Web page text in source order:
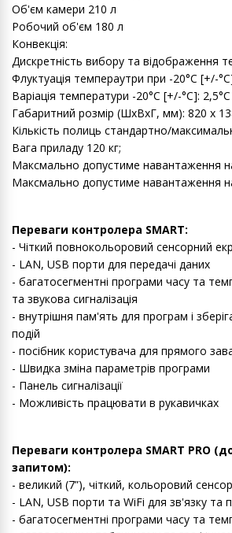
Об'єм камери 210 л
Робочий об'єм 180 л
Конвекція:
Дискретність вибору та відображення
Флуктуація темпераутри при -20°C [+/-
Варіація температури -20°C [+/-°C]: 2,5°C
Габаритний розмір (ШхВхГ, мм): 820 х
Кількість полиць стандартно/
Вага приладу 120 кг;
Максмально допустиме навантаження
Максмально допустиме навантаження
Переваги контролера SMART:
- Чіткий повнокольоровий сенсорний
- LAN, USB порти для передачі даних
- багатосегментні програми часу та
та звукова сигналізація
- внутрішня пам'ять для програм і
подій
- посібник користувача для прямого
- Швидка зміна параметрів програми
- Панель сигналізації
- Можливість працювати в рукавичках
Переваги контролера SMART PRO
запитом):
- великий (7”), чіткий, кольоровий
- LAN, USB порти та WiFi для зв'язку та
- багатосегментні програми часу та